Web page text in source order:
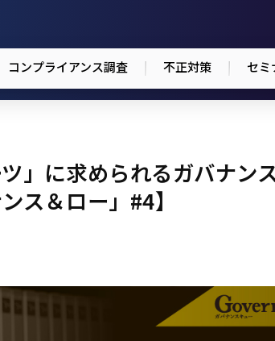
コンプライアンス調査 不正対策 セミ
」に求められるガバナン
ス＆ロー」#4】